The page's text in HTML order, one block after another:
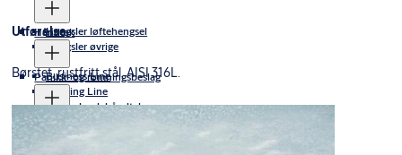
Hengsler løftehengsel
Hengsler øvrige
Håndtak
Business Line
TrioVing Line
Øvrige bøylehåndtak
Håndtak med innfelt grep
Panikk- og rømningsbeslag
Elektromekaniske nødbrytere
Elektromekaniske panikkbeslag
Skyvedørsbeslag
Utførelse
Børstet, rustfritt stål, AISI 316L.